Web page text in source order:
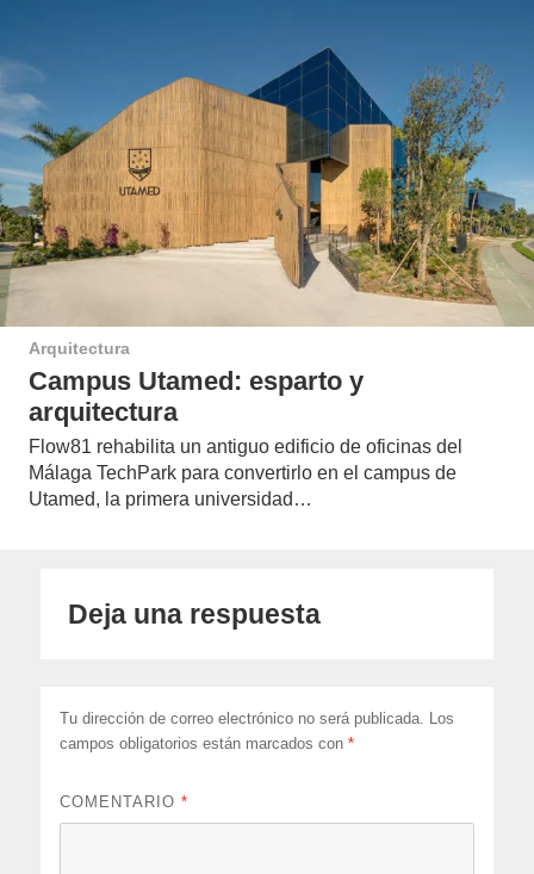
Arquitectura
Campus Utamed: esparto y
arquitectura
Flow81 rehabilita un antiguo edificio de oficinas del
Málaga TechPark para convertirlo en el campus de
Utamed, la primera universidad…
Deja una respuesta
Tu dirección de correo electrónico no será publicada. Los
campos obligatorios están marcados con*
COMENTARIO*